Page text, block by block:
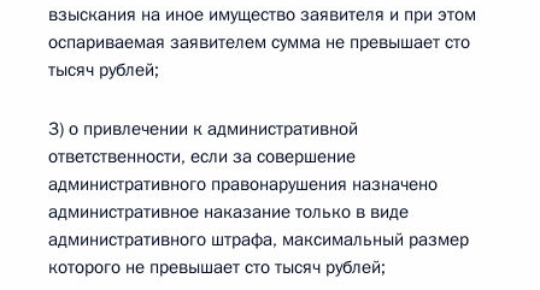
взыскания на иное имущество заявителя и при этом
оспариваемая заявителем сумма не превышает сто
тысяч рублей;
3) о привлечении к административной
ответственности, если за совершение
административного правонарушения назначено
административное наказание только в виде
административного штрафа, максимальный размер
которого не превышает сто тысяч рублей;